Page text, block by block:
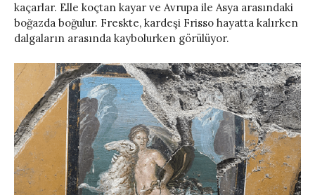
kaçarlar. Elle koçtan kayar ve Avrupa ile Asya arasındaki
boğazda boğulur. Freskte, kardeşi Frisso hayatta kalırken
dalgaların arasında kaybolurken görülüyor.